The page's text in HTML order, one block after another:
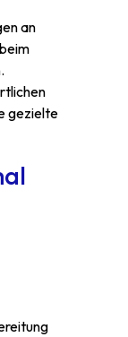
an
gezielte